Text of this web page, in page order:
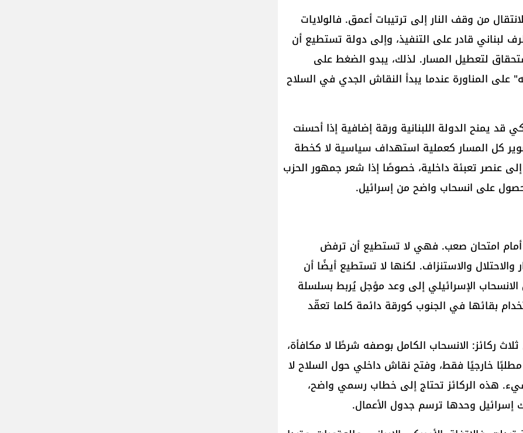
من وقف النار إلى ترتيبات أعمق. فالولايات
لبناني قادر على التنفيذ، وإلى دولة تستطيع أن
لتعطيل المسار. لذلك، يبدو الضغط على
على المناورة عندما يبدأ النقاش الجدي في السلاح
قد يمنح ​الدولة اللبنانية​ ورقة إضافية إذا أحسنت
كل المسار كعملية استهداف سياسية لا كخطة
عنصر تعبئة داخلية، خصوصًا إذا شعر جمهور الحزب
على انسحاب واضح من إسرائيل.
أمام امتحان صعب. فهي لا تستطيع أن ترفض
والاستنزاف. لكنها لا تستطيع أيضًا أن
الإسرائيلي إلى وعد مؤجل يُربط بسلسلة
بقائها في الجنوب كورقة دائمة كلما تعقّد
ركائز: الانسحاب الكامل بوصفه شرطًا لا مكافأة،
خارجيًا فقط، وفتح نقاش داخلي حول السلاح لا
هذه الركائز تحتاج إلى خطاب رسمي واضح،
إسرائيل وحدها ترسم جدول الأعمال.